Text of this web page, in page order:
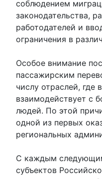
соблюдением
законодательства,
работодателей и
ограничения в
Особое внимание
пассажирским
числу отраслей, где
взаимодействует с
людей. По этой
одной из первых
региональных
С каждым
субъектов